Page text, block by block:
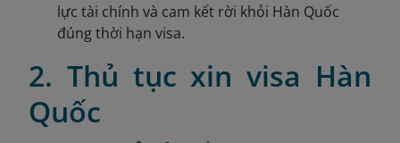
lực tài chính và cam kết rời khỏi Hàn Quốc
đúng thời hạn visa.
2. Thủ tục xin visa Hàn
Quốc